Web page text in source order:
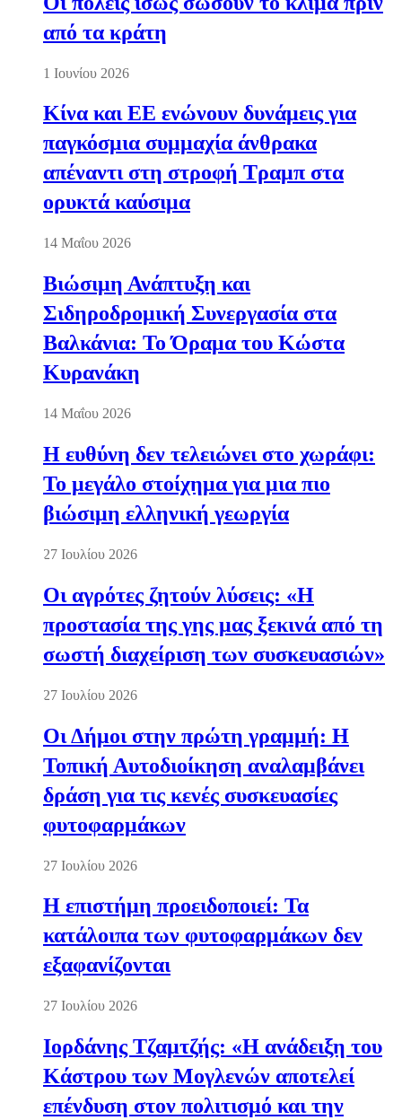
από τα κράτη
1 Ιουνίου 2026
Κίνα και ΕΕ ενώνουν δυνάμεις για
παγκόσμια συμμαχία άνθρακα
απέναντι στη στροφή Τραμπ στα
ορυκτά καύσιμα
14 Μαΐου 2026
Βιώσιμη Ανάπτυξη και
Σιδηροδρομική Συνεργασία στα
Βαλκάνια: Το Όραμα του Κώστα
Κυρανάκη
14 Μαΐου 2026
Η ευθύνη δεν τελειώνει στο χωράφι:
Το μεγάλο στοίχημα για μια πιο
βιώσιμη ελληνική γεωργία
27 Ιουλίου 2026
Οι αγρότες ζητούν λύσεις: «Η
προστασία της γης μας ξεκινά από τη
σωστή διαχείριση των συσκευασιών»
27 Ιουλίου 2026
Οι Δήμοι στην πρώτη γραμμή: Η
Τοπική Αυτοδιοίκηση αναλαμβάνει
δράση για τις κενές συσκευασίες
φυτοφαρμάκων
27 Ιουλίου 2026
Η επιστήμη προειδοποιεί: Τα
κατάλοιπα των φυτοφαρμάκων δεν
εξαφανίζονται
27 Ιουλίου 2026
Ιορδάνης Τζαμτζής: «Η ανάδειξη του
Κάστρου των Μογλενών αποτελεί
επένδυση στον πολιτισμό και την